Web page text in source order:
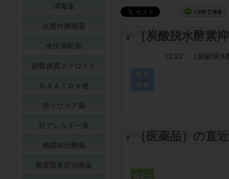
［炭酸脱水酵素
12/22： ［炭酸脱
［医薬品］の直
消毒薬
抗悪性腫瘍薬
免疫抑制薬
副腎皮質ステロイド
ＮＳＡＩＤｓ他
抗リウマチ薬
抗アレルギー薬
糖尿病治療薬
脂質異常症治療薬